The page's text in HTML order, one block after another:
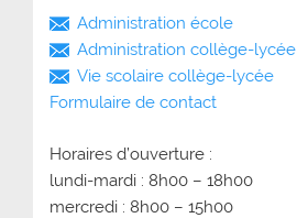
Administration école
Administration collège-lycée
Vie scolaire collège-lycée
Formulaire de contact
Horaires d’ouverture :
lundi-mardi : 8h00 – 18h00
mercredi : 8h00 – 15h00